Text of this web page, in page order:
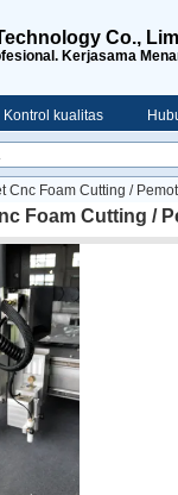
Co.,
Kerjasama
Kontrol kualitas
Cnc Foam Cutting /
Foam Cutting /